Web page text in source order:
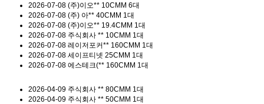
2026-07-08 (주)이오** 10CMM 6대
2026-07-08 (주) 아** 40CMM 1대
2026-07-08 (주)이오** 19.4CMM 1대
2026-07-08 주식회사 ** 10CMM 1대
2026-07-08 레이저포커** 160CMM 1대
2026-07-08 세이프티넷 25CMM 1대
2026-07-08 에스테크(** 160CMM 1대
2026-04-09 주식회사 ** 80CMM 1대
2026-04-09 주식회사 ** 50CMM 1대